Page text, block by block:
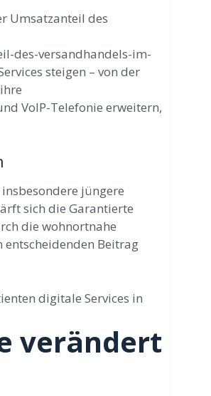
Umsatzanteil des
des-versandhandels-im-
steigen – von der
VoIP-Telefonie erweitern,
jüngere
sich die Garantierte
die wohnortnahe
Beitrag
digitale Services in
verändert